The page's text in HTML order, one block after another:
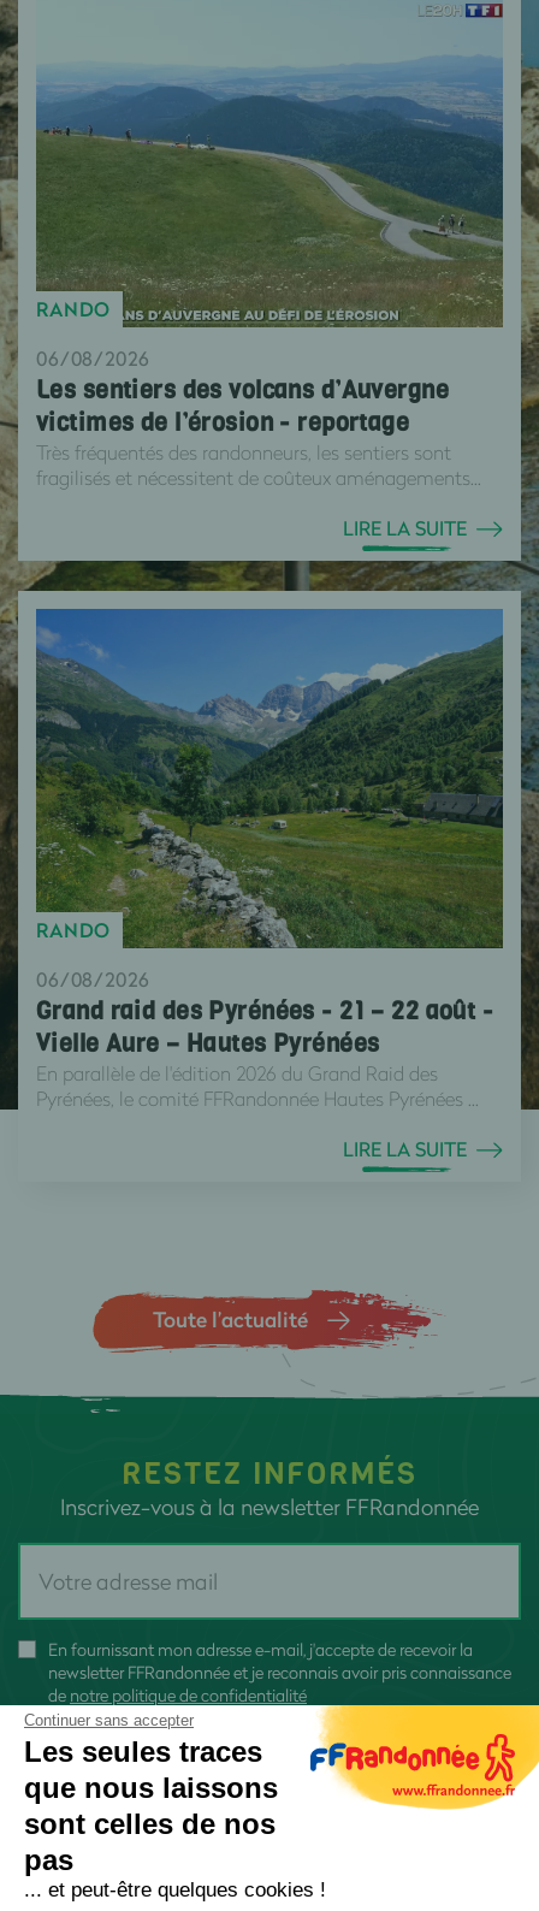
RANDO
06/08/2026
Les sentiers des volcans d’Auvergne
victimes de l’érosion - reportage
Très fréquentés des randonneurs, les sentiers sont
fragilisés et nécessitent de coûteux aménagements...
LIRE LA SUITE
RANDO
06/08/2026
Grand raid des Pyrénées - 21 – 22 août -
Vielle Aure – Hautes Pyrénées
En parallèle de l'édition 2026 du Grand Raid des
Pyrénées, le comité FFRandonnée Hautes Pyrénées ...
LIRE LA SUITE
Toute l’actualité
RESTEZ INFORMÉS
Inscrivez-vous à la newsletter FFRandonnée
En fournissant mon adresse e-mail, j'accepte de recevoir la
newsletter FFRandonnée et je reconnais avoir pris connaissance
de notre politique de confidentialité
Continuer sans accepter
Les seules traces
que nous laissons
sont celles de nos
pas
... et peut-être quelques cookies !